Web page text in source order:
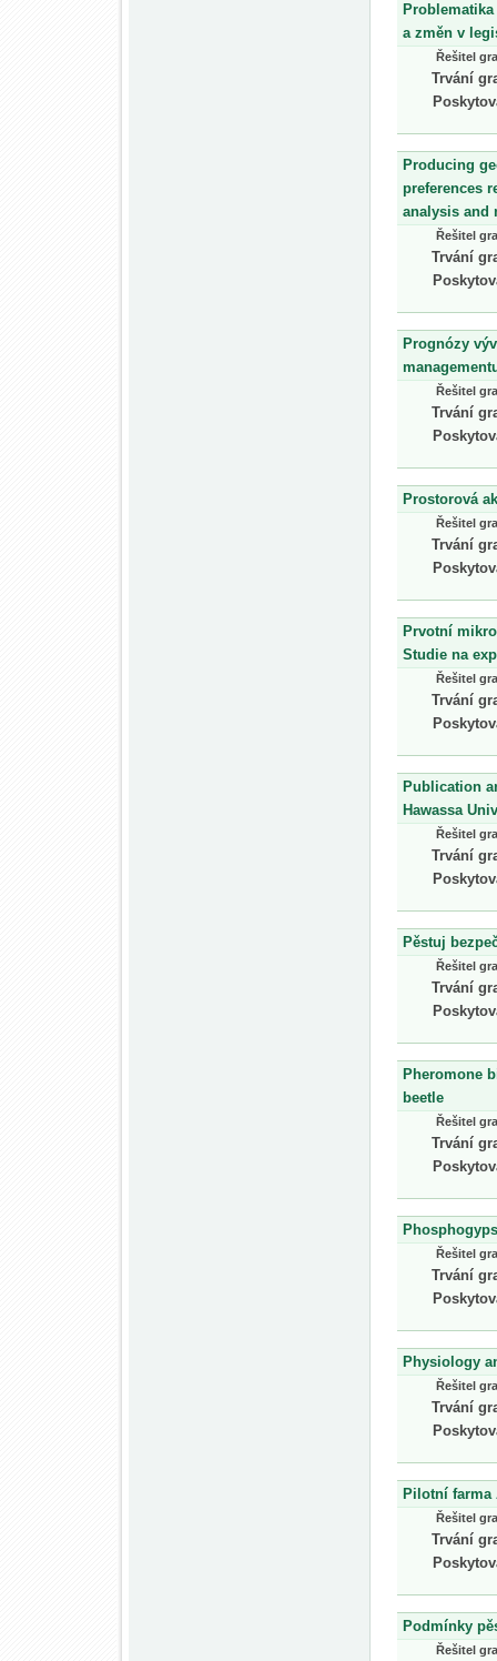
a změn v
Řešitel
Trvání
Producing
preferences
analysis and
Řešitel
Trvání
Prognózy
Řešitel
Trvání
Prostorová
Řešitel
Trvání
Prvotní
Studie na
Řešitel
Trvání
Publication
Hawassa
Řešitel
Trvání
Pěstuj
Řešitel
Trvání
Pheromone
beetle
Řešitel
Trvání
Řešitel
Trvání
Physiology
Řešitel
Trvání
Pilotní farma
Řešitel
Trvání
Podmínky
Řešitel